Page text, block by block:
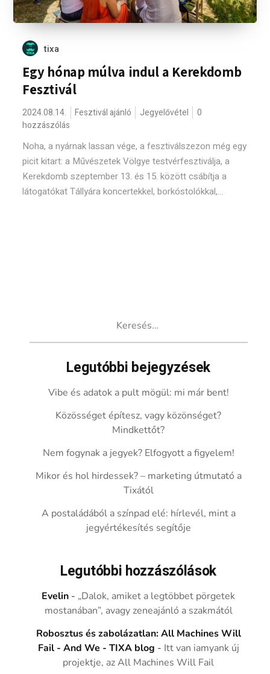
tixa
Egy hónap múlva indul a Kerekdomb
Fesztivál
2024.08.14. Fesztivál ajánló Jegyelővétel
0
hozzászólás
Noha, a nyárnak lassan vége, a fesztiválszezon még egy
picit kitart: a Művészetek Völgye testvérfesztiválja, a
Kerekdomb szeptember 13. és 15. között csábítja a
látogatókat Tállyára koncertekkel, borkóstolókkal,...
Legutóbbi bejegyzések
Vibe és adatok a pult mögül: mi már bent!
Közösséget építesz, vagy közönséget?
Mindkettőt?
Nem fogynak a jegyek? Elfogyott a figyelem!
Mikor és hol hirdessek? – marketing útmutató a
Tixától
A postaládából a színpad elé: hírlevél, mint a
jegyértékesítés segítője
Legutóbbi hozzászólások
Evelin - „Dalok, amiket a legtöbbet pörgetek
mostanában”, avagy zeneajánló a szakmától
Robosztus és zabolázatlan: All Machines Will
Fail - And We - TIXA blog - Itt van iamyank új
projektje, az All Machines Will Fail